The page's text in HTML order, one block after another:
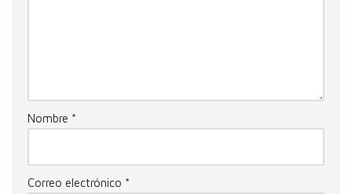
Nombre *
Correo electrónico *